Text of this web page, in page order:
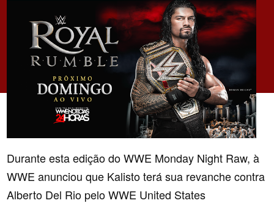
Durante esta edição do WWE Monday Night Raw, à
WWE anunciou que Kalisto terá sua revanche contra
Alberto Del Rio pelo WWE United States